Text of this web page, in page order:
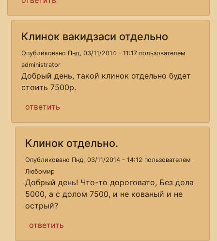
Клинок вакидзаси отдельно
Опубликовано Пнд, 03/11/2014 - 11:17 пользователем
administrator
Добрый день, такой клинок отдельно будет
стоить 7500р.
ответить
Клинок отдельно.
Опубликовано Пнд, 03/11/2014 - 14:12 пользователем
Любомир
Добрый день! Что-то дороговато, Без дола
5000, а с долом 7500, и не кованый и не
острый?
ответить